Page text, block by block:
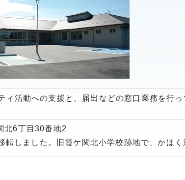
ィ活動への支援と、届出などの窓口業務を行っ
北6丁目30番地2
しました。旧霞ケ関北小学校跡地で、かほく